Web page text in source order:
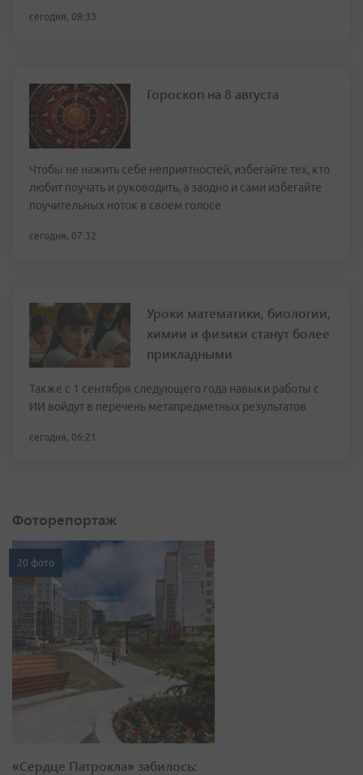
сегодня, 08:33
Гороскоп на 8 августа
Чтобы не нажить себе неприятностей, избегайте тех, кто
любит поучать и руководить, а заодно и сами избегайте
поучительных ноток в своем голосе
сегодня, 07:32
Уроки математики, биологии,
химии и физики станут более
прикладными
Также с 1 сентября следующего года навыки работы с
ИИ войдут в перечень метапредметных результатов
сегодня, 06:21
Фоторепортаж
20 фото
«Сердце Патрокла» забилось: